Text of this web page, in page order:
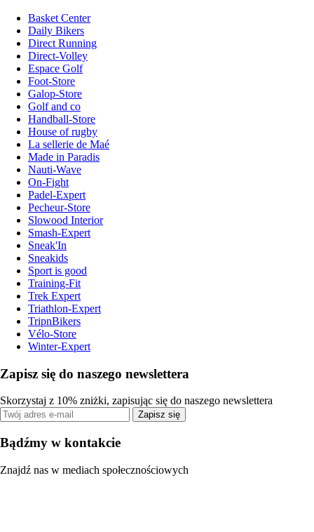
Basket Center
Daily Bikers
Direct Running
Direct-Volley
Espace Golf
Foot-Store
Galop-Store
Golf and co
Handball-Store
House of rugby
La sellerie de Maé
Made in Paradis
Nauti-Wave
On-Fight
Padel-Expert
Pecheur-Store
Slowood Interior
Smash-Expert
Sneak'In
Sneakids
Sport is good
Training-Fit
Trek Expert
Triathlon-Expert
TripnBikers
Vélo-Store
Winter-Expert
Zapisz się do naszego newslettera
Skorzystaj z 10% zniżki, zapisując się do naszego newslettera
Zapisz się
Bądźmy w kontakcie
Znajdź nas w mediach społecznościowych